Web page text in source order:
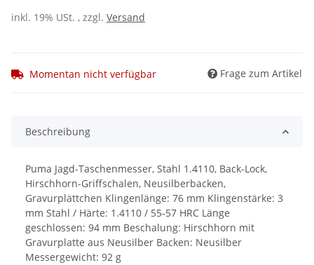
inkl. 19% USt. , zzgl. Versand
Momentan nicht verfügbar Frage zum Artikel
Beschreibung
Puma Jagd-Taschenmesser, Stahl 1.4110, Back-Lock,
Hirschhorn-Griffschalen, Neusilberbacken,
Gravurplättchen Klingenlänge: 76 mm Klingenstärke: 3
mm Stahl / Härte: 1.4110 / 55-57 HRC Länge
geschlossen: 94 mm Beschalung: Hirschhorn mit
Gravurplatte aus Neusilber Backen: Neusilber
Messergewicht: 92 g